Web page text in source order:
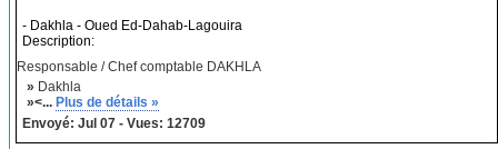
- Dakhla - Oued Ed-Dahab-Lagouira
Description:
Responsable / Chef comptable DAKHLA
» Dakhla
»<... Plus de détails »
Envoyé: Jul 07 - Vues: 12709